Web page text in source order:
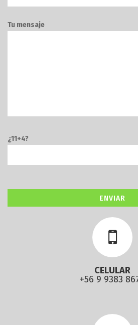
Tu mensaje
¿11+4?
CELULAR
+56 9 9383